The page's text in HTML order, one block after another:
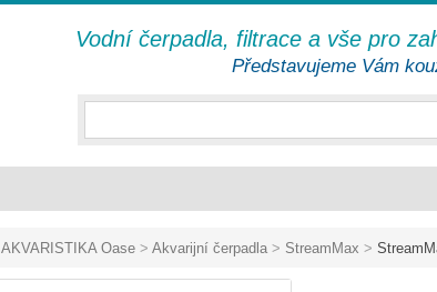
AKVARISTIKA Oase > Akvarijní čerpadla > StreamMax >
Vodní čerpadla, filtrace a vše pro
Představujeme Vám